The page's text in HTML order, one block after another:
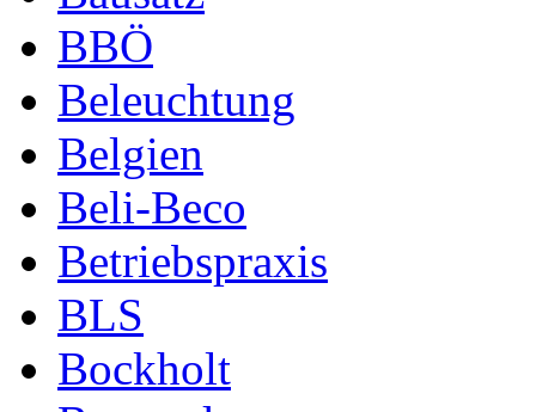
BBÖ
Beleuchtung
Belgien
Beli-Beco
Betriebspraxis
BLS
Bockholt